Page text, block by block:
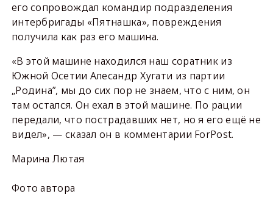
его сопровождал командир подразделения
интербригады «Пятнашка», повреждения
получила как раз его машина.
«В этой машине находился наш соратник из
Южной Осетии Алесандр Хугати из партии
„Родина”, мы до сих пор не знаем, что с ним, он
там остался. Он ехал в этой машине. По рации
передали, что пострадавших нет, но я его ещё не
видел», — сказал он в комментарии ForPost.
Марина Лютая
Фото автора